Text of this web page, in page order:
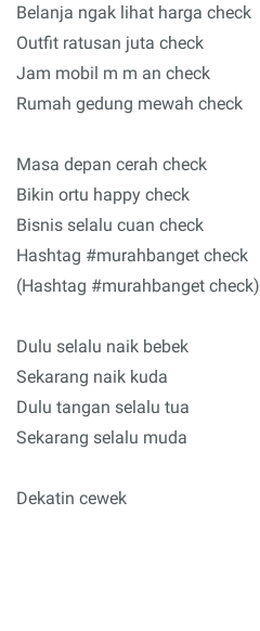
Belanja ngak lihat harga check
Outfit ratusan juta check
Jam mobil m m an check
Rumah gedung mewah check
Masa depan cerah check
Bikin ortu happy check
Bisnis selalu cuan check
Hashtag #murahbanget check
(Hashtag #murahbanget check)
Dulu selalu naik bebek
Sekarang naik kuda
Dulu tangan selalu tua
Sekarang selalu muda
Dekatin cewek